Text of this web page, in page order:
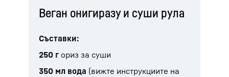
Веган онигиразу и суши рула
Съставки:
250 г ориз за суши
350 мл вода (вижте инструкциите на